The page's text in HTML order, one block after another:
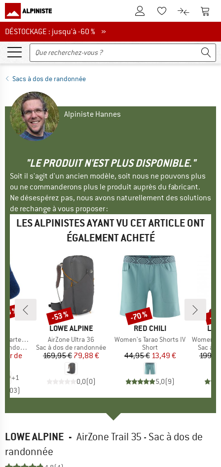
Vers le compte client
Vers la liste
Vers le
DÉSTOCKAGE : jusqu'à -60 %
DÉSTOCKAGE : jusqu'à -60 % »
Sacs à dos de randonnée
Alpiniste Hannes
"LE PRODUIT N'EST PLUS DISPONIBLE."
Soit il s'agit d'un ancien modèle, soit nous ne pouvons plus
ou ne commanderons plus le produit auprès du fabricant.
Ne désespérez pas, nous avons naturellement des solutions
de rechange à vous proposer :
LES ALPINISTES AYANT VU CET ARTICLE ONT
ÉGALEMENT ACHETÉ
Tech
réduit
de
+1
103)
%
MARQUE
LOWE ALPINE
Article
AirZone Ultra 36
Product group
Sac à dos de randonnée
Prix
169,95 €Prix réduit
79,88 €
0,0(0)
Remise
-53 %
MARQUE
RED CHILI
Article
Women's Tarao Shorts IV
Product group
Short
Prix
44,95 €Prix réduit
13,49 €
5,0(9)
Remise
-70 %
Article
Women's
Sac à
-
LOWE ALPINE - AirZone Trail 35 - Sac à dos de
randonnée